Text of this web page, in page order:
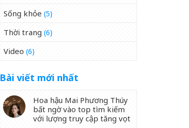
Sống khỏe (5)
Thời trang (6)
Video (6)
Bài viết mới nhất
Hoa hậu Mai Phương Thúy
bất ngờ vào top tìm kiếm
với lượng truy cập tăng vọt